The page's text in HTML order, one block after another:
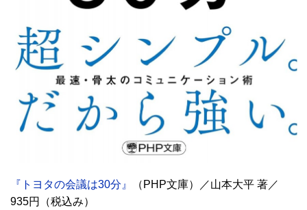
『トヨタの会議は30分』
（PHP文庫）／山本大平 著／
935円（税込み）